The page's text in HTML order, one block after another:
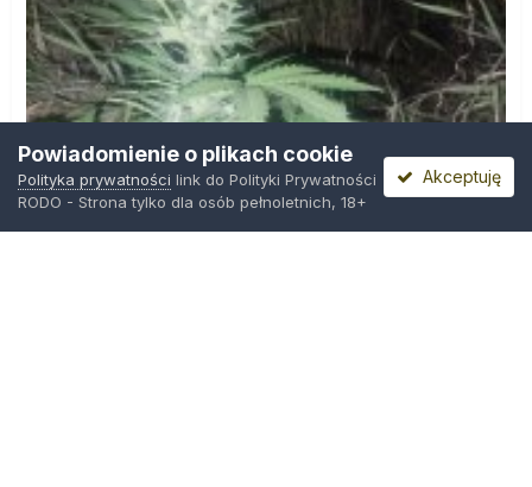
Powiadomienie o plikach cookie
Polityka prywatności link do Polityki Prywatności
RODO - Strona tylko dla osób pełnoletnich, 18+
Akceptuję